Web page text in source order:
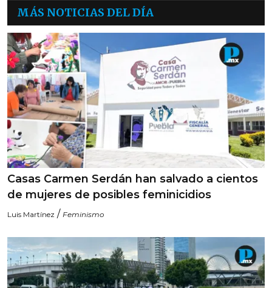
MÁS NOTICIAS DEL DÍA
Casas Carmen Serdán han salvado a cientos
de mujeres de posibles feminicidios
Luis Martínez / Feminismo